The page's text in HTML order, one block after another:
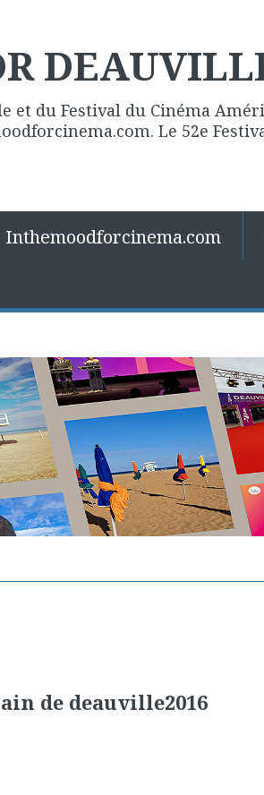
et du Festival du Cinéma
Le 52e
Inthemoodforcinema.com
de deauville2016